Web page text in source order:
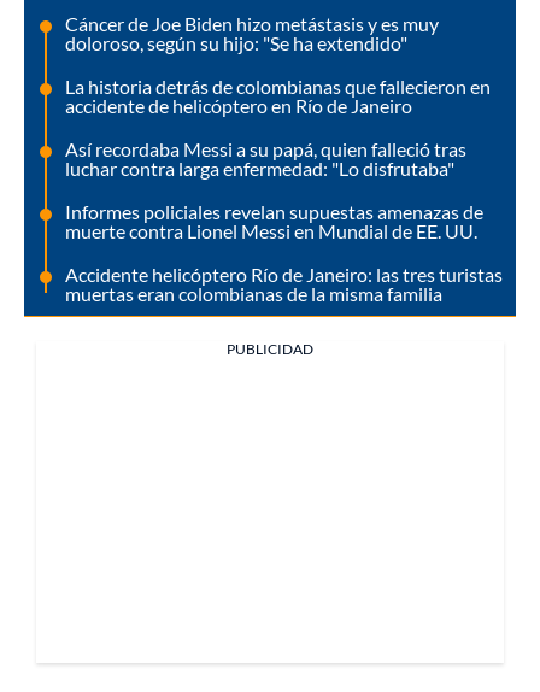
Cáncer de Joe Biden hizo metástasis y es muy
doloroso, según su hijo: "Se ha extendido"
La historia detrás de colombianas que fallecieron en
accidente de helicóptero en Río de Janeiro
Así recordaba Messi a su papá, quien falleció tras
luchar contra larga enfermedad: "Lo disfrutaba"
Informes policiales revelan supuestas amenazas de
muerte contra Lionel Messi en Mundial de EE. UU.
Accidente helicóptero Río de Janeiro: las tres turistas
muertas eran colombianas de la misma familia
PUBLICIDAD